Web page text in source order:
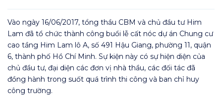
Vào ngày 16/06/2017, tổng thầu CBM và chủ đầu tư Him
Lam đã tổ chức thành công buổi lễ cất nóc dự án Chung cư
cao tầng Him Lam lô A, số 491 Hậu Giang, phường 11, quận
6, thành phố Hồ Chí Minh. Sự kiện này có sự hiện diện của
chủ đầu tư, đại diện các đơn vị nhà thầu, các đối tác đã
đồng hành trong suốt quá trình thi công và ban chỉ huy
công trường.